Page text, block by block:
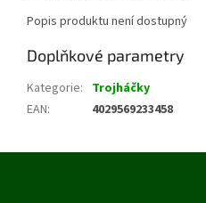
Popis produktu není dostupný
Doplňkové parametry
Kategorie: Trojháčky
EAN: 4029569233458